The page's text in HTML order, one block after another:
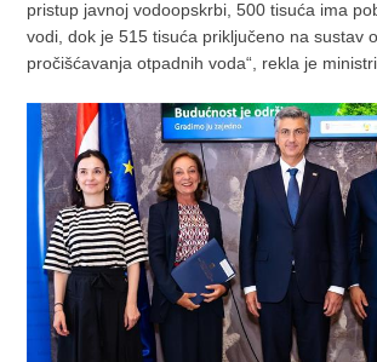
pristup javnoj vodoopskrbi, 500 tisuća ima
vodi, dok je 515 tisuća priključeno na sustav
pročišćavanja otpadnih voda“, rekla je